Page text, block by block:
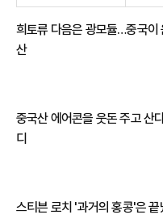
희토류 다음은 광모듈…중국이
산
중국산 에어콘을 웃돈 주고 산
디
스티븐 로치 '과거의 홍콩'은